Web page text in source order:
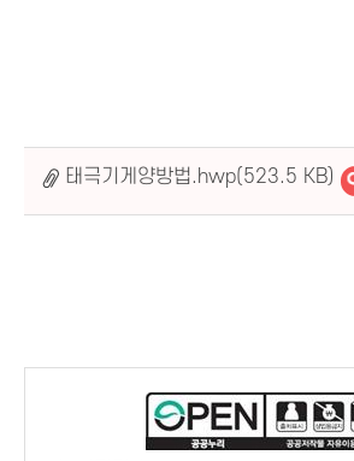
태극기게양방법.hwp(523.5 KB)